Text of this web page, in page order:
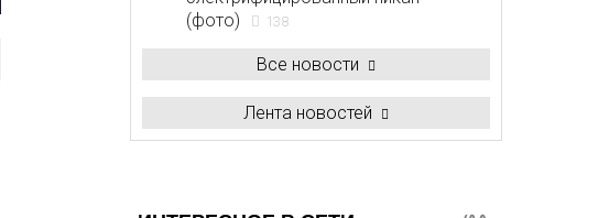
(фото)
138
Все новости
Лента новостей